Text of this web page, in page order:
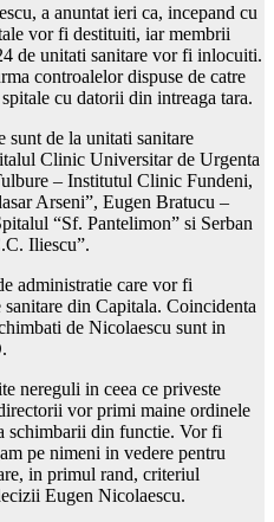
a anuntat ieri ca, incepand cu
vor fi destituiti, iar membrii
de unitati sanitare vor fi inlocuiti.
controalelor dispuse de catre
cu datorii din intreaga tara.
sunt de la unitati sanitare
Clinic Universitar de Urgenta
– Institutul Clinic Fundeni,
Arseni”, Eugen Bratucu –
“Sf. Pantelimon” si Serban
Iliescu”.
administratie care vor fi
din Capitala. Coincidenta
de Nicolaescu sunt in
nereguli in ceea ce priveste
vor primi maine ordinele
schimbarii din functie. Vor fi
pe nimeni in vedere pentru
in primul rand, criteriul
Eugen Nicolaescu.